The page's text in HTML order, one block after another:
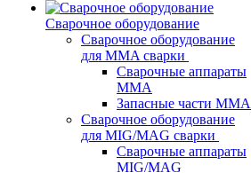
Сварочное оборудование
Сварочное оборудование
для MMA сварки
Сварочные аппараты
MMA
Запасные части MMA
Сварочное оборудование
для MIG/MAG сварки
Сварочные аппараты
MIG/MAG